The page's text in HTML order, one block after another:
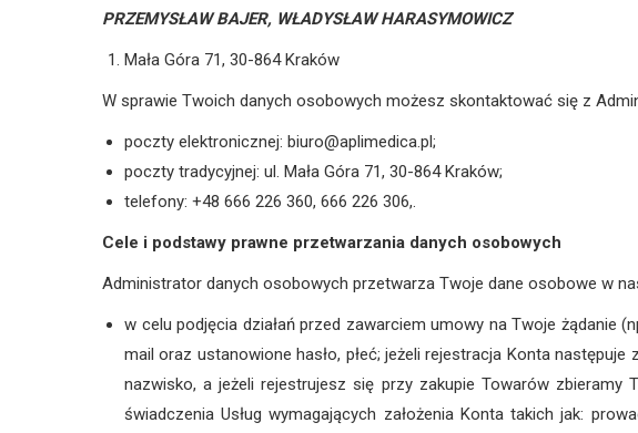
PRZEMYSŁAW BAJER, WŁADYSŁAW HARASYMOWICZ
Mała Góra 71, 30-864 Kraków
W sprawie Twoich danych osobowych możesz skontaktować się z
poczty elektronicznej: biuro@aplimedica.pl;
poczty tradycyjnej: ul. Mała Góra 71, 30-864 Kraków;
telefony: +48 666 226 360, 666 226 306,.
Cele i podstawy prawne przetwarzania danych osobowych
Administrator danych osobowych przetwarza Twoje dane osobowe w
w celu podjęcia działań przed zawarciem umowy na Twoje żądanie
mail oraz ustanowione hasło, płeć; jeżeli rejestracja Konta
nazwisko, a jeżeli rejestrujesz się przy zakupie Towarów
świadczenia Usług wymagających założenia Konta takich jak: